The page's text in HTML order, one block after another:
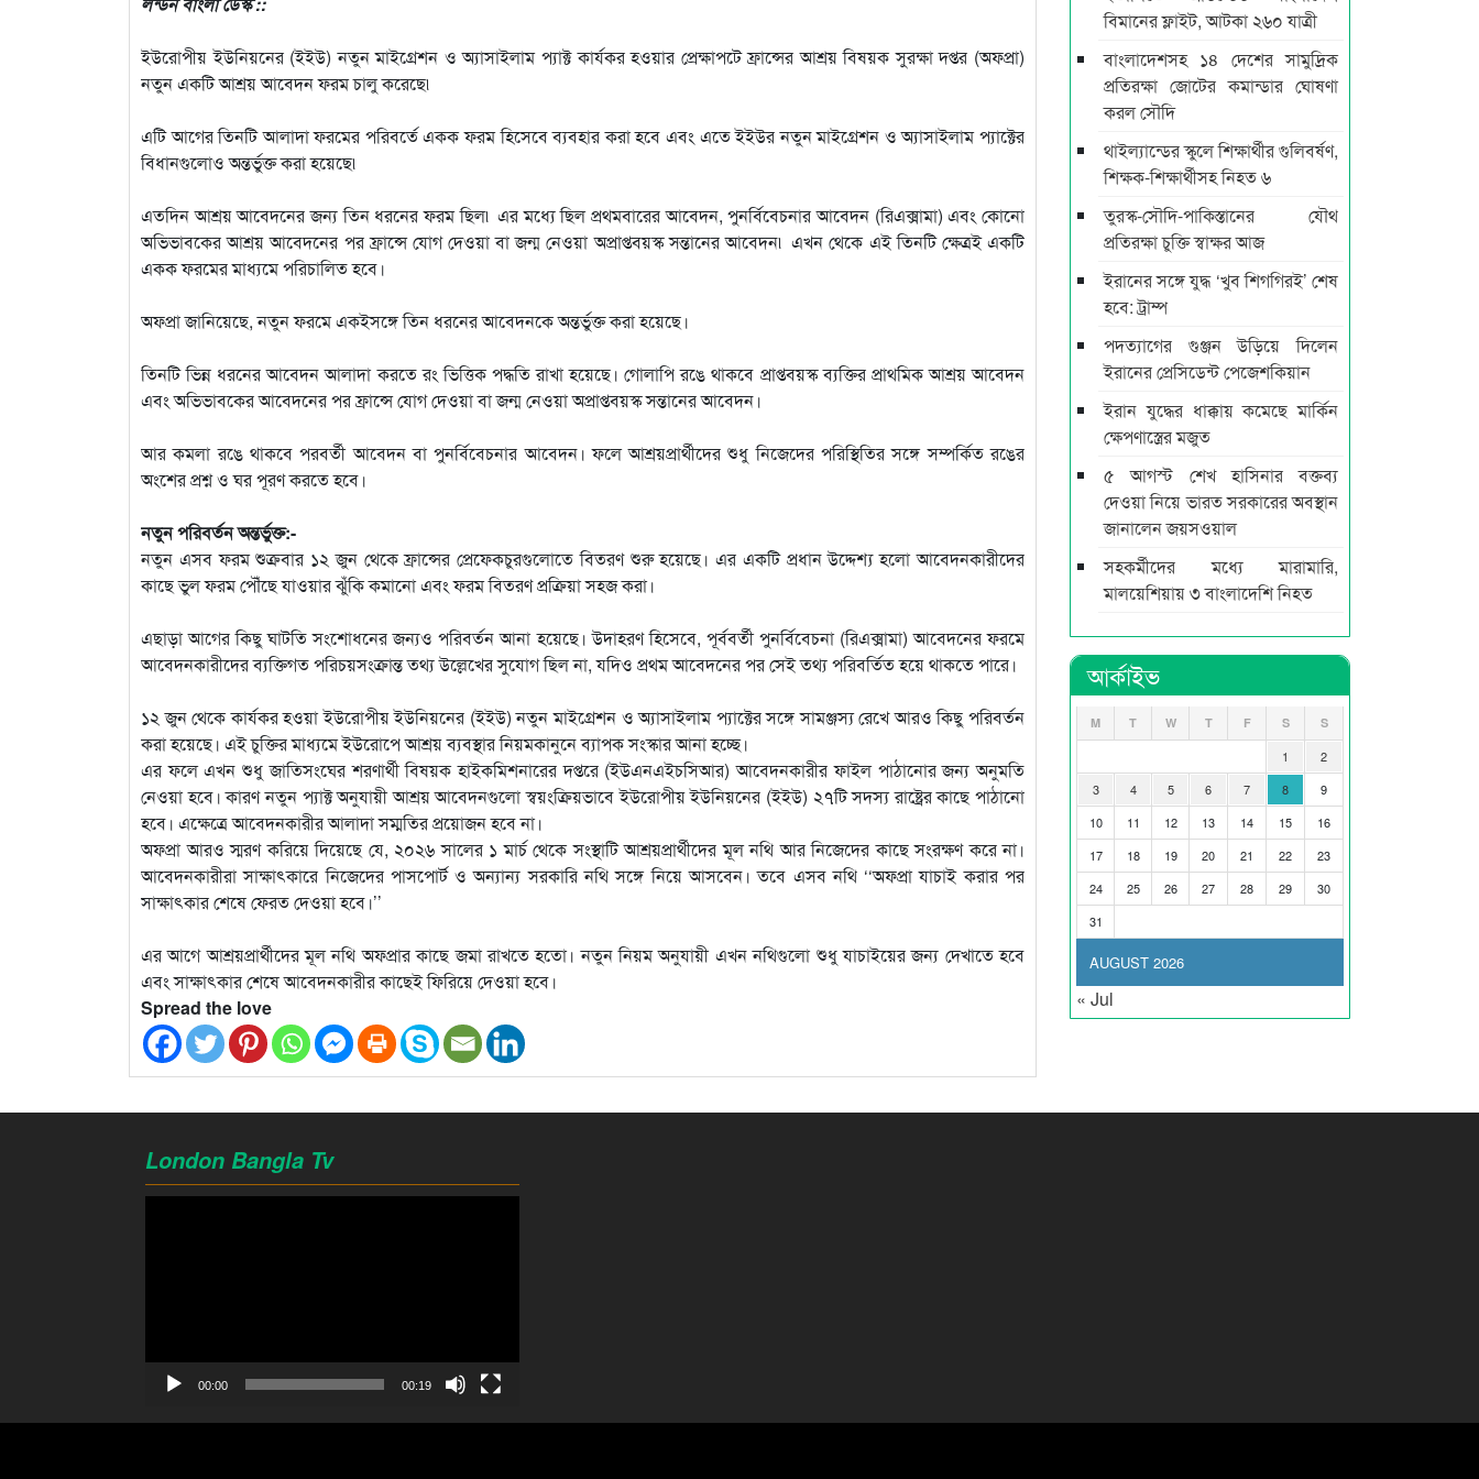
ইউরোপীয় ইউনিয়নের (ইইউ) নতুন মাইগ্রেশন ও অ্যাসাইলাম প্যাক্ট কার্যকর হওয়ার প্রেক্ষাপটে ফ্রান্সের আশ্রয় বিষয়ক সুরক্ষা দপ্তর (অফপ্রা)
নতুন একটি আশ্রয় আবেদন ফরম চালু করেছে৷
এটি আগের তিনটি আলাদা ফরমের পরিবর্তে একক ফরম হিসেবে ব্যবহার করা হবে এবং এতে ইইউর নতুন মাইগ্রেশন ও অ্যাসাইলাম প্যাক্টের
বিধানগুলোও অন্তর্ভুক্ত করা হয়েছে৷
এতদিন আশ্রয় আবেদনের জন্য তিন ধরনের ফরম ছিল৷ এর মধ্যে ছিল প্রথমবারের আবেদন, পুনর্বিবেচনার আবেদন (রিএক্সামা) এবং কোনো
অভিভাবকের আশ্রয় আবেদনের পর ফ্রান্সে যোগ দেওয়া বা জন্ম নেওয়া অপ্রাপ্তবয়স্ক সন্তানের আবেদন৷ এখন থেকে এই তিনটি ক্ষেত্রই একটি
একক ফরমের মাধ্যমে পরিচালিত হবে।
অফপ্রা জানিয়েছে, নতুন ফরমে একইসঙ্গে তিন ধরনের আবেদনকে অন্তর্ভুক্ত করা হয়েছে।
তিনটি ভিন্ন ধরনের আবেদন আলাদা করতে রং ভিত্তিক পদ্ধতি রাখা হয়েছে। গোলাপি রঙে থাকবে প্রাপ্তবয়স্ক ব্যক্তির প্রাথমিক আশ্রয় আবেদন
এবং অভিভাবকের আবেদনের পর ফ্রান্সে যোগ দেওয়া বা জন্ম নেওয়া অপ্রাপ্তবয়স্ক সন্তানের আবেদন।
আর কমলা রঙে থাকবে পরবর্তী আবেদন বা পুনর্বিবেচনার আবেদন। ফলে আশ্রয়প্রার্থীদের শুধু নিজেদের পরিস্থিতির সঙ্গে সম্পর্কিত রঙের
অংশের প্রশ্ন ও ঘর পূরণ করতে হবে।
নতুন পরিবর্তন অন্তর্ভুক্ত:-
নতুন এসব ফরম শুক্রবার ১২ জুন থেকে ফ্রান্সের প্রেফেকচুরগুলোতে বিতরণ শুরু হয়েছে। এর একটি প্রধান উদ্দেশ্য হলো আবেদনকারীদের
কাছে ভুল ফরম পৌঁছে যাওয়ার ঝুঁকি কমানো এবং ফরম বিতরণ প্রক্রিয়া সহজ করা।
এছাড়া আগের কিছু ঘাটতি সংশোধনের জন্যও পরিবর্তন আনা হয়েছে। উদাহরণ হিসেবে, পূর্ববর্তী পুনর্বিবেচনা (রিএক্সামা) আবেদনের ফরমে
আবেদনকারীদের ব্যক্তিগত পরিচয়সংক্রান্ত তথ্য উল্লেখের সুযোগ ছিল না, যদিও প্রথম আবেদনের পর সেই তথ্য পরিবর্তিত হয়ে থাকতে পারে।
১২ জুন থেকে কার্যকর হওয়া ইউরোপীয় ইউনিয়নের (ইইউ) নতুন মাইগ্রেশন ও অ্যাসাইলাম প্যাক্টের সঙ্গে সামঞ্জস্য রেখে আরও কিছু পরিবর্তন
করা হয়েছে। এই চুক্তির মাধ্যমে ইউরোপে আশ্রয় ব্যবস্থার নিয়মকানুনে ব্যাপক সংস্কার আনা হচ্ছে।
এর ফলে এখন শুধু জাতিসংঘের শরণার্থী বিষয়ক হাইকমিশনারের দপ্তরে (ইউএনএইচসিআর) আবেদনকারীর ফাইল পাঠানোর জন্য অনুমতি
নেওয়া হবে। কারণ নতুন প্যাক্ট অনুযায়ী আশ্রয় আবেদনগুলো স্বয়ংক্রিয়ভাবে ইউরোপীয় ইউনিয়নের (ইইউ) ২৭টি সদস্য রাষ্ট্রের কাছে পাঠানো
হবে। এক্ষেত্রে আবেদনকারীর আলাদা সম্মতির প্রয়োজন হবে না।
অফপ্রা আরও স্মরণ করিয়ে দিয়েছে যে, ২০২৬ সালের ১ মার্চ থেকে সংস্থাটি আশ্রয়প্রার্থীদের মূল নথি আর নিজেদের কাছে সংরক্ষণ করে না।
আবেদনকারীরা সাক্ষাৎকারে নিজেদের পাসপোর্ট ও অন্যান্য সরকারি নথি সঙ্গে নিয়ে আসবেন। তবে এসব নথি ‘‘অফপ্রা যাচাই করার পর
সাক্ষাৎকার শেষে ফেরত দেওয়া হবে।’’
এর আগে আশ্রয়প্রার্থীদের মূল নথি অফপ্রার কাছে জমা রাখতে হতো। নতুন নিয়ম অনুযায়ী এখন নথিগুলো শুধু যাচাইয়ের জন্য দেখাতে হবে
এবং সাক্ষাৎকার শেষে আবেদনকারীর কাছেই ফিরিয়ে দেওয়া হবে।
Spread the love
বিমানের ফ্লাইট, আটকা ২৬০ যাত্রী
বাংলাদেশসহ ১৪ দেশের সামুদ্রিক
প্রতিরক্ষা জোটের কমান্ডার ঘোষণা
করল সৌদি
থাইল্যান্ডের স্কুলে শিক্ষার্থীর গুলিবর্ষণ,
শিক্ষক-শিক্ষার্থীসহ নিহত ৬
তুরস্ক-সৌদি-পাকিস্তানের যৌথ
প্রতিরক্ষা চুক্তি স্বাক্ষর আজ
ইরানের সঙ্গে যুদ্ধ ‘খুব শিগগিরই’ শেষ
হবে: ট্রাম্প
পদত্যাগের গুঞ্জন উড়িয়ে দিলেন
ইরানের প্রেসিডেন্ট পেজেশকিয়ান
ইরান যুদ্ধের ধাক্কায় কমেছে মার্কিন
ক্ষেপণাস্ত্রের মজুত
৫ আগস্ট শেখ হাসিনার বক্তব্য
দেওয়া নিয়ে ভারত সরকারের অবস্থান
জানালেন জয়সওয়াল
সহকর্মীদের মধ্যে মারামারি,
মালয়েশিয়ায় ৩ বাংলাদেশি নিহত
আর্কাইভ
AUGUST 2026
M T W T F S S
1
2
3
4 5 6 7 8
9
10
11 12 13 14 15
16
17
18 19 20 21 22
23
24
25 26 27 28 29
30
31
« Jul
London Bangla Tv
00:00 00:19